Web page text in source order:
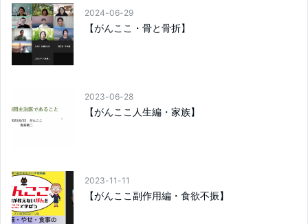
2024-06-29
【がんここ・骨と骨折】
2023-06-28
【がんここ人生編・家族】
2023-11-11
【がんここ副作用編・食欲不振】